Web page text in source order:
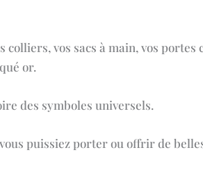
colliers, vos sacs à main, vos
or.
des symboles universels.
puissiez porter ou offrir de